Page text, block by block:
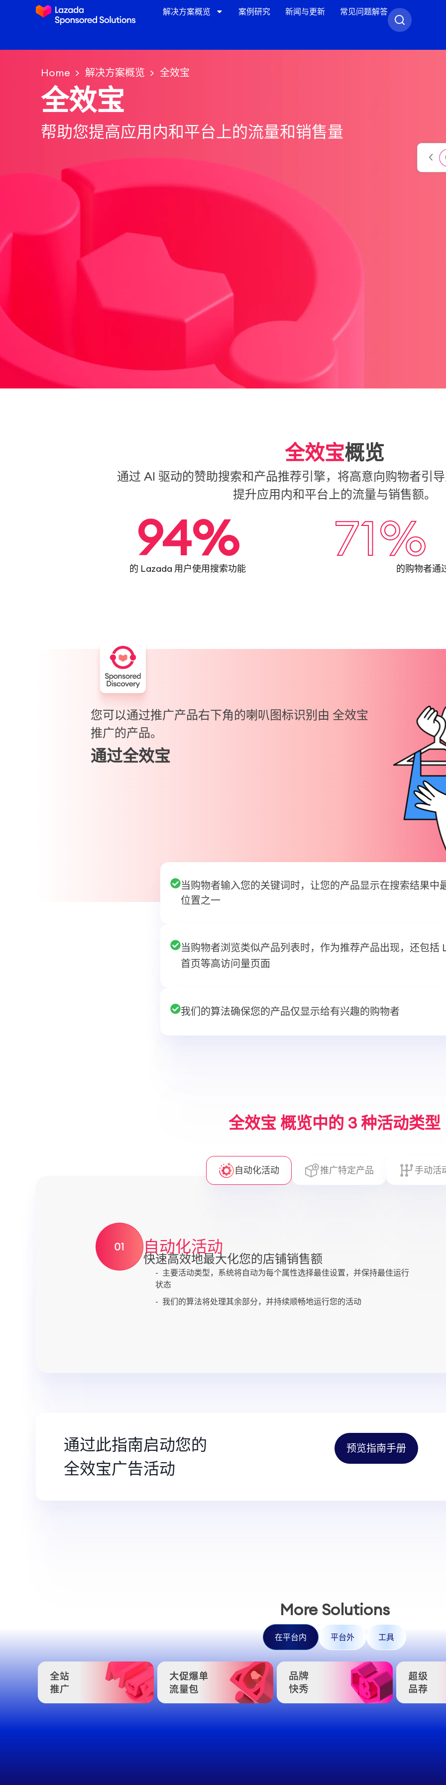
解决方案概览 案例研究 新闻与更新 常见问题解答
Home 解决方案概览 全效宝
全效宝
帮助您提高应用内和平台上的流量和销售量
全效宝概览
通过 AI 驱动的赞助搜索和产品推荐引擎，将高意向购物者引
提升应用内和平台上的流量与销售额。
94%
的 Lazada 用户使用搜索功能
71%
的购物者通
您可以通过推广产品右下角的喇叭图标识别由 全效宝
推广的产品。
通过全效宝
当购物者输入您的关键词时，让您的产品显示在搜索结果中
位置之一
当购物者浏览类似产品列表时，作为推荐产品出现，还包括
首页等高访问量页面
我们的算法确保您的产品仅显示给有兴趣的购物者
全效宝 概览中的 3 种活动类型
自动化活动 推广特定产品 手动活
自动化活动
快速高效地最大化您的店铺销售额
主要活动类型，系统将自动为每个属性选择最佳设置，并保持最佳运行
状态
我们的算法将处理其余部分，并持续顺畅地运行您的活动
通过此指南启动您的
全效宝广告活动
预览指南手册
More Solutions
在平台内 平台外 工具
On-Platform Off-Platform Tools